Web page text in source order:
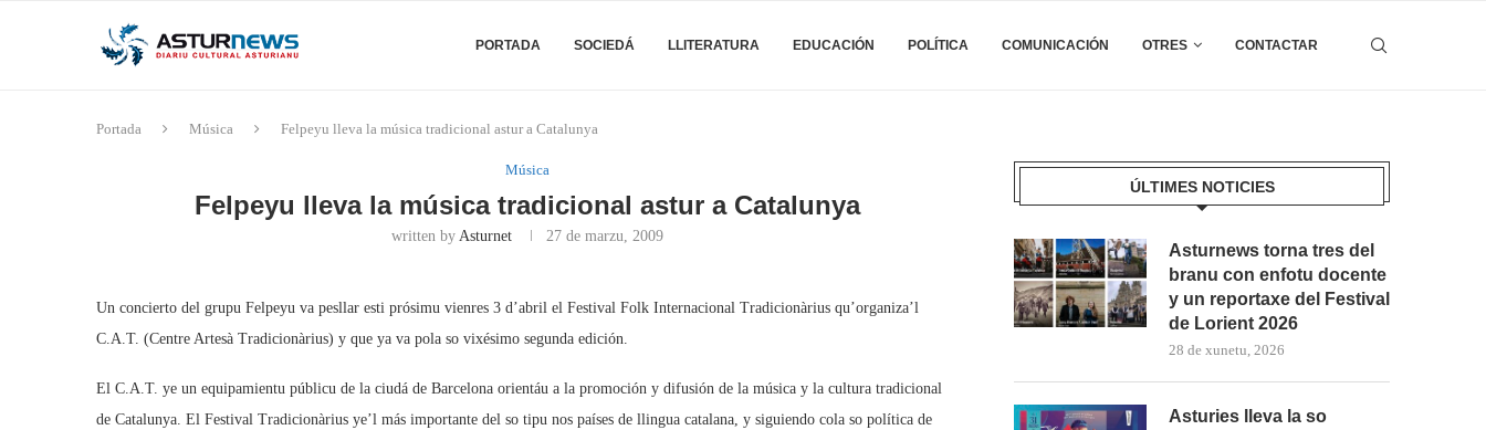
PORTADA SOCIEDÁ LLITERATURA EDUCACIÓN POLÍTICA COMUNICACIÓN OTRES CONTACTAR
Portada Música Felpeyu lleva la música tradicional astur a Catalunya
Música
Felpeyu lleva la música tradicional astur a Catalunya
written by Asturnet 27 de marzu, 2009
Un concierto del grupu Felpeyu va pesllar esti prósimu vienres 3 d’abril el Festival Folk Internacional Tradicionàrius qu’organiza’l
C.A.T. (Centre Artesà Tradicionàrius) y que ya va pola so vixésimo segunda edición.
El C.A.T. ye un equipamientu públicu de la ciudá de Barcelona orientáu a la promoción y difusión de la música y la cultura tradicional
de Catalunya. El Festival Tradicionàrius ye’l más importante del so tipu nos países de llingua catalana, y siguiendo cola so política de
ÚLTIMES NOTICIES
Asturnews torna tres del
branu con enfotu docente
y un reportaxe del Festival
de Lorient 2026
28 de xunetu, 2026
Asturies lleva la so